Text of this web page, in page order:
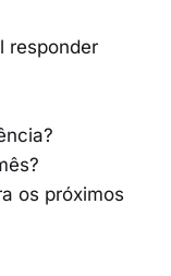
responder
os próximos